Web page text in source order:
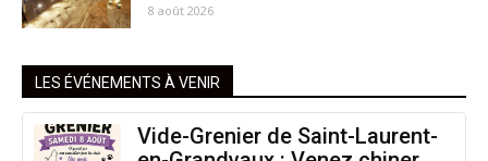
8 août 2026
LES ÉVÉNEMENTS À VENIR
Vide-Grenier de Saint-Laurent-